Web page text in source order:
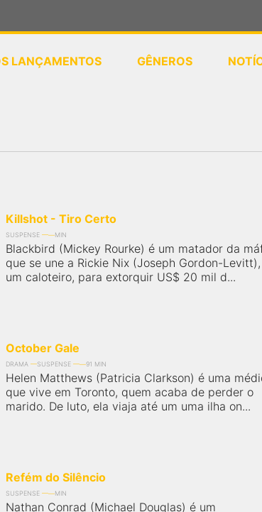
LANÇAMENTOS GÊNEROS
Killshot - Tiro Certo
SUSPENSE MIN
Blackbird (Mickey Rourke) é um matador da
que se une a Rickie Nix (Joseph Gordon-Levitt),
um caloteiro, para extorquir US$ 20 mil d...
October Gale
DRAMA SUSPENSE 91 MIN
Helen Matthews (Patricia Clarkson) é uma
que vive em Toronto, quem acaba de perder o
marido. De luto, ela viaja até um uma ilha on...
Refém do Silêncio
SUSPENSE MIN
Nathan Conrad (Michael Douglas) é um